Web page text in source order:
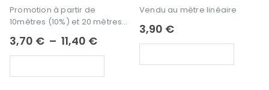
Promotion à partir de
10mètres (10%) et 20 mètres
(20%)
3,70 € – 11,40 €Plage
3,70 €
Vendu au mètre linéaire
3,90 €